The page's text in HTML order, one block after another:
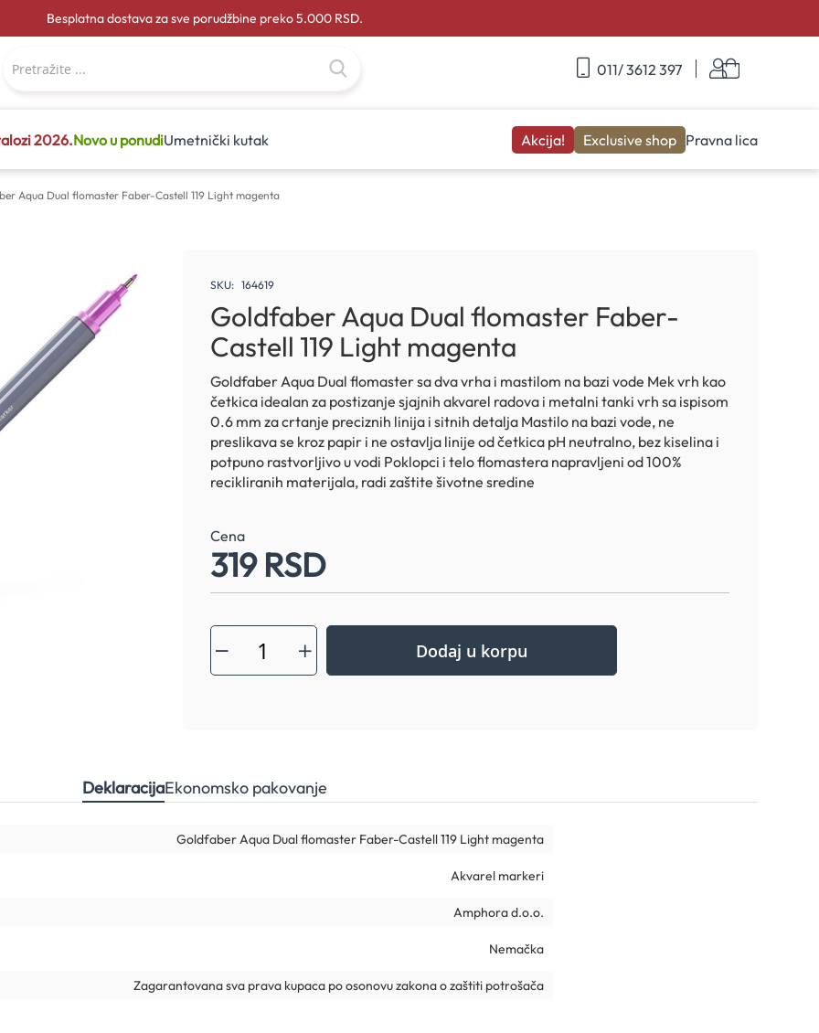
Besplatna dostava za sve porudžbine preko 5.000 RSD.
011/ 3612 397 Korpa
2026.Novo u ponudiUmetnički kutak Akcija! Exclusive shop Pravna lica
Aqua Dual flomaster Faber-Castell 119 Light magenta
Goldfaber Aqua Dual flomaster Faber-
Castell 119 Light magenta
SKU 164619
Goldfaber Aqua Dual flomaster sa dva vrha i mastilom na bazi vode Mek vrh kao
četkica idealan za postizanje sjajnih akvarel radova i metalni tanki vrh sa ispisom
0.6 mm za crtanje preciznih linija i sitnih detalja Mastilo na bazi vode, ne
preslikava se kroz papir i ne ostavlja linije od četkica pH neutralno, bez kiselina i
potpuno rastvorljivo u vodi Poklopci i telo flomastera napravljeni od 100%
recikliranih materijala, radi zaštite šivotne sredine
Cena
319 RSD
Dodaj u korpu
DeklaracijaEkonomsko pakovanje
Goldfaber Aqua Dual flomaster Faber-Castell 119 Light magenta
Akvarel markeri
Amphora d.o.o.
Nemačka
Zagarantovana sva prava kupaca po osonovu zakona o zaštiti potrošača